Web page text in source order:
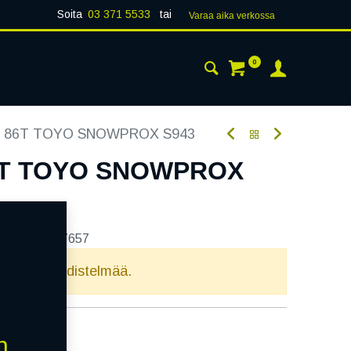
Soita 03 371 5533 tai Varaa aika verk​​​​ossa
0
86T TOYO SNOWPROX S943
TOYO SNOWPROX
267657
yhdistelmää.